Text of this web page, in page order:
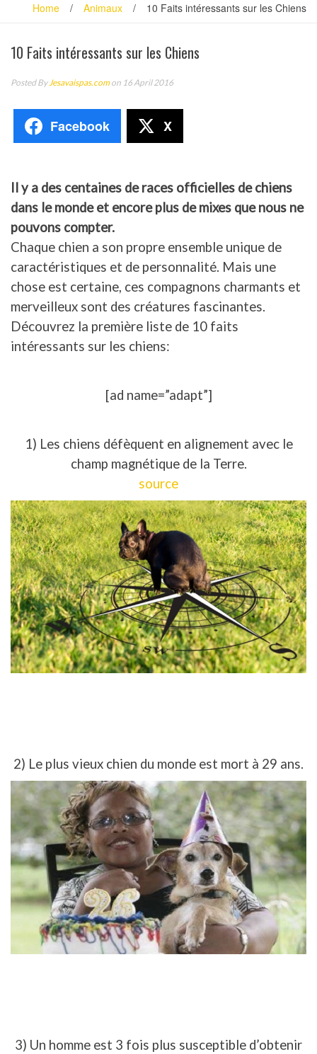
Home / Animaux / 10 Faits intéressants sur les Chiens
10 Faits intéressants sur les Chiens
Posted ByJesavaispas.comon 16 April 2016
Facebook X
Il y a des centaines de races officielles de chiens
dans le monde et encore plus de mixes que nous ne
pouvons compter.
Chaque chien a son propre ensemble unique de
caractéristiques et de personnalité. Mais une
chose est certaine, ces compagnons charmants et
merveilleux sont des créatures fascinantes.
Découvrez la première liste de 10 faits
intéressants sur les chiens:
[ad name=”adapt”]
1) Les chiens défèquent en alignement avec le
champ magnétique de la Terre.
source
2) Le plus vieux chien du monde est mort à 29 ans.
3) Un homme est 3 fois plus susceptible d’obtenir